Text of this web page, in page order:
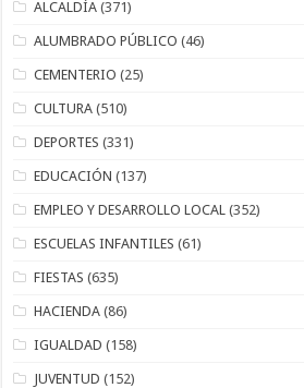
ALCALDÍA (371)
ALUMBRADO PÚBLICO (46)
CEMENTERIO (25)
CULTURA (510)
DEPORTES (331)
EDUCACIÓN (137)
EMPLEO Y DESARROLLO LOCAL (352)
ESCUELAS INFANTILES (61)
FIESTAS (635)
HACIENDA (86)
IGUALDAD (158)
JUVENTUD (152)